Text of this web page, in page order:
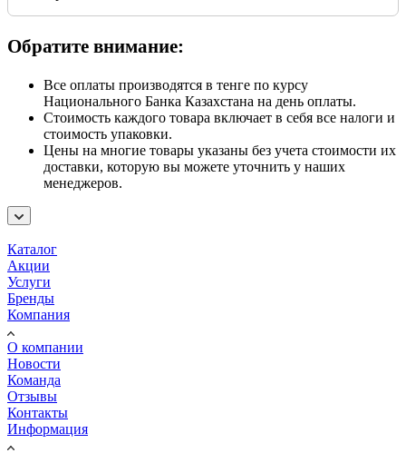
Обратите внимание:
Все оплаты производятся в тенге по курсу
Национального Банка Казахстана на день оплаты.
Стоимость каждого товара включает в себя все налоги и
стоимость упаковки.
Цены на многие товары указаны без учета стоимости их
доставки, которую вы можете уточнить у наших
менеджеров.
Каталог
Акции
Услуги
Бренды
Компания
О компании
Новости
Команда
Отзывы
Контакты
Информация